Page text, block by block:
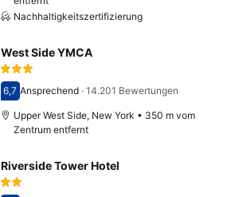
Nachhaltigkeitszertifizierung
West Side YMCA
Bewertet mit 6,7
6,7 Ansprechend· 14.201 Bewertungen
Upper West Side, New York • 350 m vom
Zentrum entfernt
Riverside Tower Hotel